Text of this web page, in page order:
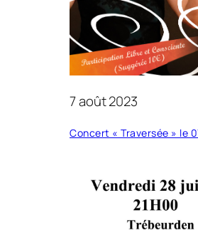
7 août 2023
Concert « Traversée » le